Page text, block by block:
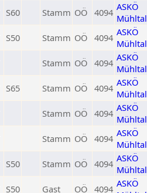
S60 Stamm OÖ 4094 ASKÖ
Mühltal
S50 Stamm OÖ 4094 ASKÖ
Mühltal
Stamm OÖ 4094 ASKÖ
Mühltal
S65 Stamm OÖ 4094 ASKÖ
Mühltal
Stamm OÖ 4094 ASKÖ
Mühltal
Stamm OÖ 4094 ASKÖ
Mühltal
S50 Stamm OÖ 4094 ASKÖ
Mühltal
S50 Gast OÖ 4094 ASKÖ